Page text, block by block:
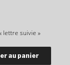
lettre suivie »
au panier